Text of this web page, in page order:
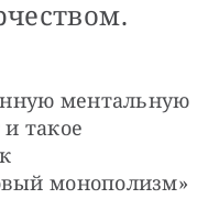
ментальную
такое
монополизм»